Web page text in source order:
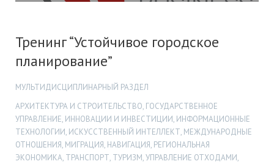
Тренинг “Устойчивое городское
планирование”
МУЛЬТИДИСЦИПЛИНАРНЫЙ РАЗДЕЛ
АРХИТЕКТУРА И СТРОИТЕЛЬСТВО, ГОСУДАРСТВЕННОЕ
УПРАВЛЕНИЕ, ИННОВАЦИИ И ИНВЕСТИЦИИ, ИНФОРМАЦИОННЫЕ
ТЕХНОЛОГИИ, ИСКУССТВЕННЫЙ ИНТЕЛЛЕКТ, МЕЖДУНАРОДНЫЕ
ОТНОШЕНИЯ, МИГРАЦИЯ, НАВИГАЦИЯ, РЕГИОНАЛЬНАЯ
ЭКОНОМИКА, ТРАНСПОРТ, ТУРИЗМ, УПРАВЛЕНИЕ ОТХОДАМИ,